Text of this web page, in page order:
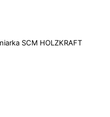
SCM HOLZKRAFT